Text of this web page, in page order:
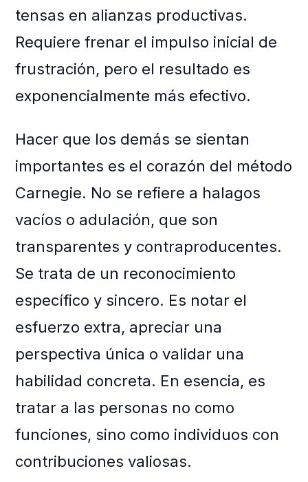
tensas en alianzas productivas.
Requiere frenar el impulso inicial de
frustración, pero el resultado es
exponencialmente más efectivo.
Hacer que los demás se sientan
importantes es el corazón del método
Carnegie. No se refiere a halagos
vacíos o adulación, que son
transparentes y contraproducentes.
Se trata de un reconocimiento
específico y sincero. Es notar el
esfuerzo extra, apreciar una
perspectiva única o validar una
habilidad concreta. En esencia, es
tratar a las personas no como
funciones, sino como individuos con
contribuciones valiosas.